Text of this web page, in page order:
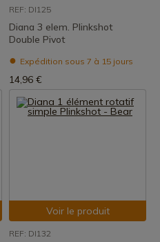
REF: DI125
Diana 3 elem. Plinkshot
Double Pivot
Expédition sous 7 à 15 jours
14,96 €
Voir le produit
REF: DI132